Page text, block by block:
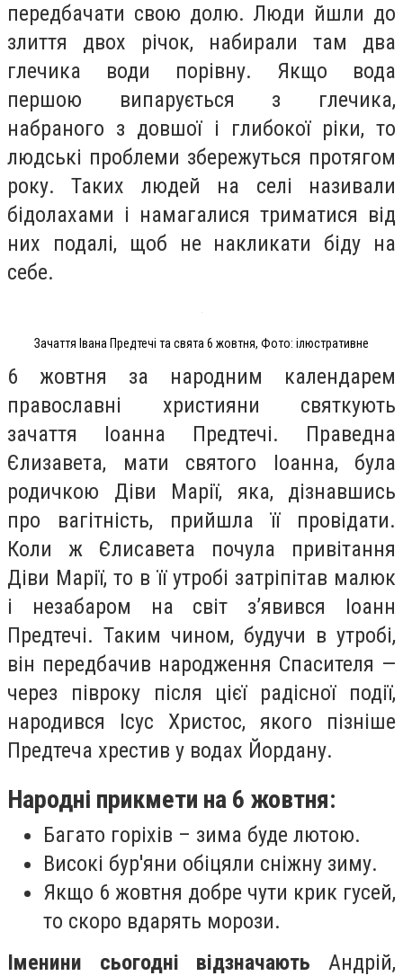
передбачати свою долю. Люди йшли до
злиття двох річок, набирали там два
глечика води порівну. Якщо вода
першою випарується з глечика,
набраного з довшої і глибокої ріки, то
людські проблеми збережуться протягом
року. Таких людей на селі називали
бідолахами і намагалися триматися від
них подалі, щоб не накликати біду на
себе.
Зачаття Івана Предтечі та свята 6 жовтня, Фото: ілюстративне
6 жовтня за народним календарем
православні християни святкують
зачаття Іоанна Предтечі. Праведна
Єлизавета, мати святого Іоанна, була
родичкою Діви Марії, яка, дізнавшись
про вагітність, прийшла її провідати.
Коли ж Єлисавета почула привітання
Діви Марії, то в її утробі затріпітав малюк
і незабаром на світ з’явився Іоанн
Предтечі. Таким чином, будучи в утробі,
він передбачив народження Спасителя —
через півроку після цієї радісної події,
народився Ісус Христос, якого пізніше
Предтеча хрестив у водах Йордану.
Народні прикмети на 6 жовтня:
Багато горіхів – зима буде лютою.
Високі бур'яни обіцяли сніжну зиму.
Якщо 6 жовтня добре чути крик гусей,
то скоро вдарять морози.
Іменини сьогодні відзначають Андрій,